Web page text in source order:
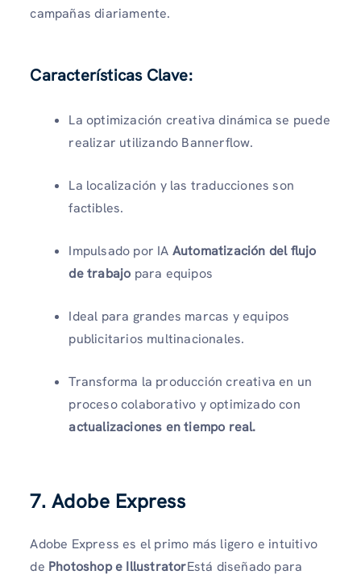
campañas diariamente.
Características Clave:
La optimización creativa dinámica se puede
realizar utilizando Bannerflow.
La localización y las traducciones son
factibles.
Impulsado por IA Automatización del flujo
de trabajo para equipos
Ideal para grandes marcas y equipos
publicitarios multinacionales.
Transforma la producción creativa en un
proceso colaborativo y optimizado con
actualizaciones en tiempo real.
7. Adobe Express
Adobe Express es el primo más ligero e intuitivo
de Photoshop e IllustratorEstá diseñado para